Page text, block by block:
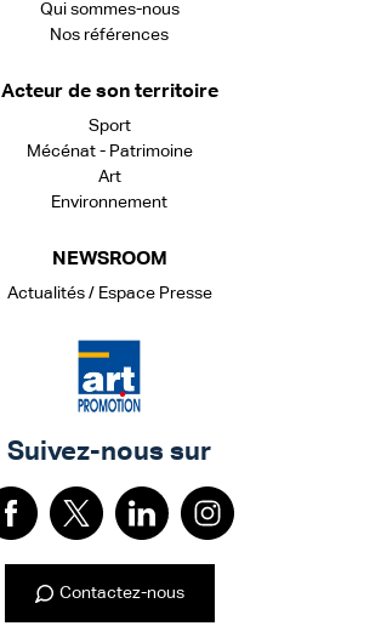
Qui sommes-nous
Nos références
Acteur de son territoire
Sport
Mécénat - Patrimoine
Art
Environnement
NEWSROOM
Actualités / Espace Presse
Suivez-nous sur
Contactez-nous